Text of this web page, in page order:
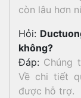
còn lâu hơn
Hỏi:
không?
Đáp: Chúng
Về chi tiết
được hỗ trợ.